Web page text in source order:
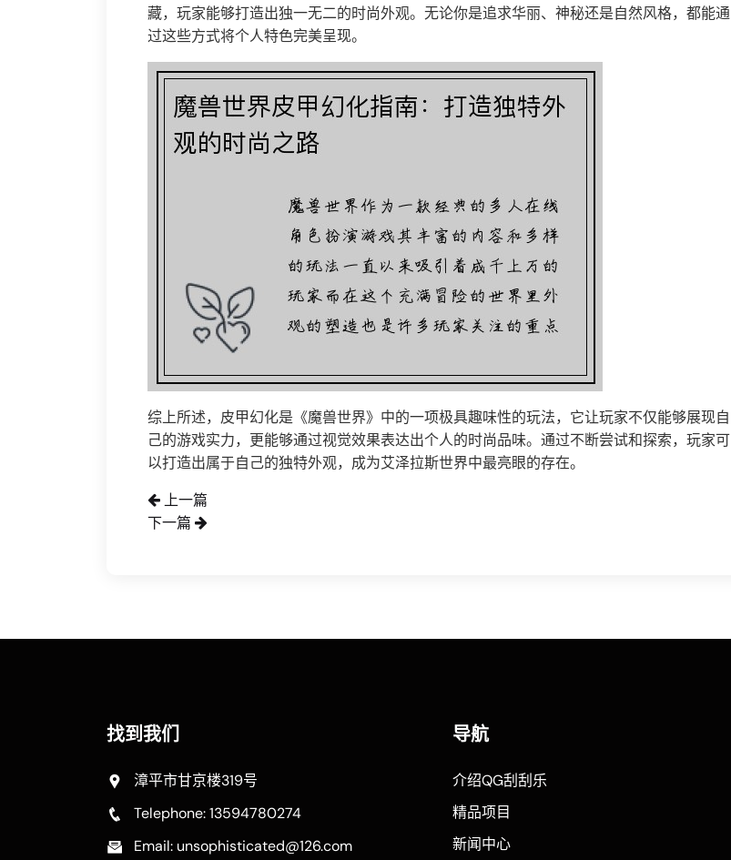
藏，玩家能够打造出独一无二的时尚外观。无论你是追求华丽、神秘还是自然风格，都能通
过这些方式将个人特色完美呈现。
综上所述，皮甲幻化是《魔兽世界》中的一项极具趣味性的玩法，它让玩家不仅能够展现自
己的游戏实力，更能够通过视觉效果表达出个人的时尚品味。通过不断尝试和探索，玩家可
以打造出属于自己的独特外观，成为艾泽拉斯世界中最亮眼的存在。
上一篇
下一篇
找到我们
漳平市甘京楼319号
Telephone: 13594780274
Email: unsophisticated@126.com
导航
介绍QG刮刮乐
精品项目
新闻中心